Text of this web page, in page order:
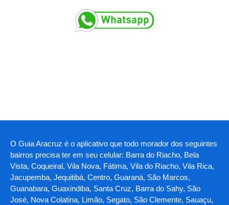
O Guia Aracruz é o aplicativo que todo morador dos seguintes
bairros precisa ter em seu celular: Barra do Riacho, Bela
Vista, Coqueiral, Vila Nova, Fátima, Vila do Riacho, Vila Rica,
Jacupemba, Jequitibá, Centro, Guaraná, São Marcos,
Guanabara, Guaxindiba, Santa Cruz, Barra do Sahy, São
José, Nova Colatina, Limão, Segato, São Clemente, Sauaçu,